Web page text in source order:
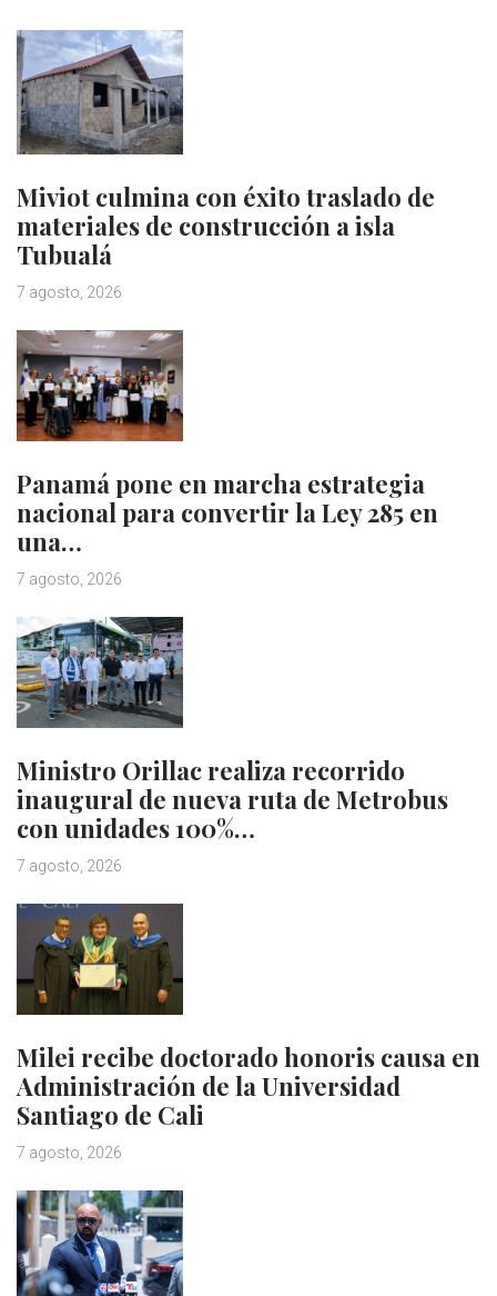
Miviot culmina con éxito traslado de
materiales de construcción a isla
Tubualá
7 agosto, 2026
Panamá pone en marcha estrategia
nacional para convertir la Ley 285 en
una…
7 agosto, 2026
Ministro Orillac realiza recorrido
inaugural de nueva ruta de Metrobus
con unidades 100%…
7 agosto, 2026
Milei recibe doctorado honoris causa en
Administración de la Universidad
Santiago de Cali
7 agosto, 2026